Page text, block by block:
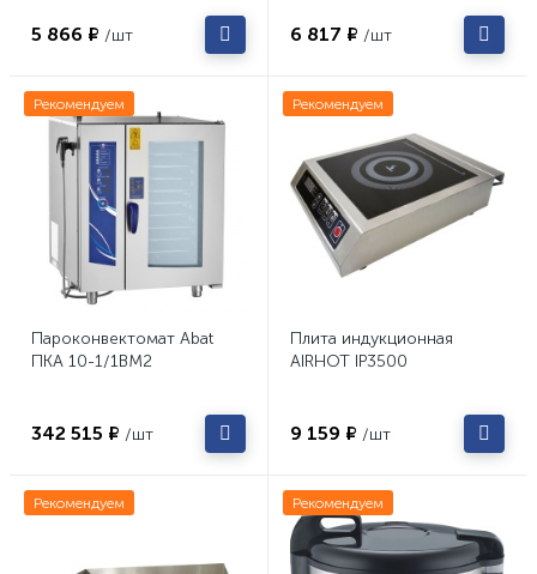
5 866 ₽ /шт 6 817 ₽ /шт
Рекомендуем
Пароконвектомат Abat
ПКА 10-1/1ВМ2
342 515 ₽ /шт
Рекомендуем
Плита индукционная
AIRHOT IP3500
9 159 ₽ /шт
Рекомендуем Рекомендуем